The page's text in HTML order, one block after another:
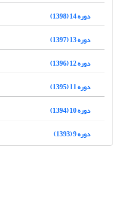
دوره 14 (1398)
دوره 13 (1397)
دوره 12 (1396)
دوره 11 (1395)
دوره 10 (1394)
دوره 9 (1393)